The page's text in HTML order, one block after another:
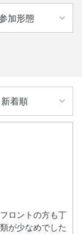
JR千葉駅東口・京
ービス。
分
ロントの方も丁
が少なめでした